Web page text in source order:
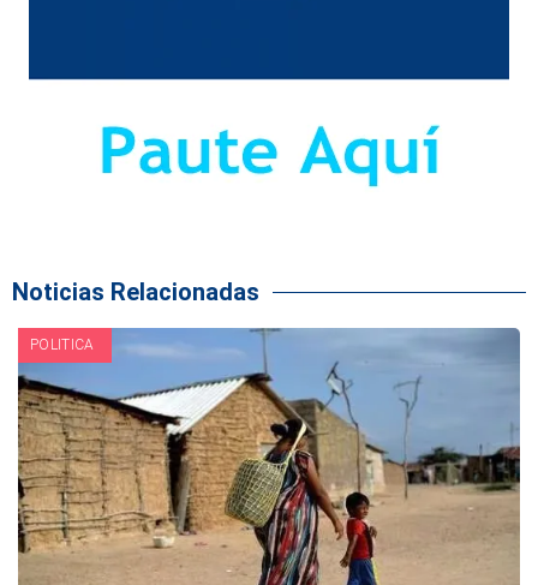
Noticias Relacionadas
POLITICA